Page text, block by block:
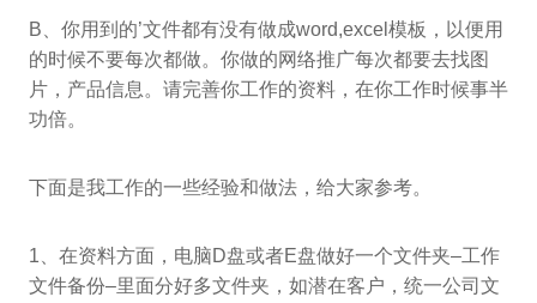
B、你用到的’文件都有没有做成word,excel模板，以便用
的时候不要每次都做。你做的网络推广每次都要去找图
片，产品信息。请完善你工作的资料，在你工作时候事半
功倍。
下面是我工作的一些经验和做法，给大家参考。
1、在资料方面，电脑D盘或者E盘做好一个文件夹–工作
文件备份–里面分好多文件夹，如潜在客户，统一公司文